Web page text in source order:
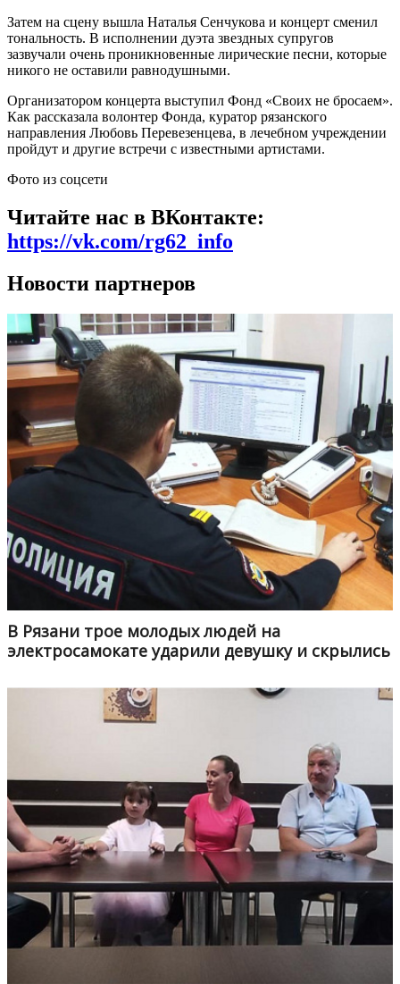
Затем на сцену вышла Наталья Сенчукова и концерт сменил
тональность. В исполнении дуэта звездных супругов
зазвучали очень проникновенные лирические песни, которые
никого не оставили равнодушными.
Организатором концерта выступил Фонд «Своих не бросаем».
Как рассказала волонтер Фонда, куратор рязанского
направления Любовь Перевезенцева, в лечебном учреждении
пройдут и другие встречи с известными артистами.
Фото из соцсети
Читайте нас в ВКонтакте:
https://vk.com/rg62_info
Новости партнеров
В Рязани трое молодых людей на
электросамокате ударили девушку и скрылись